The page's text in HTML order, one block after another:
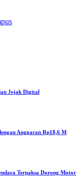
Jejak Digital
Anggaran Rp18,6 M
Terpaksa Dorong Motor